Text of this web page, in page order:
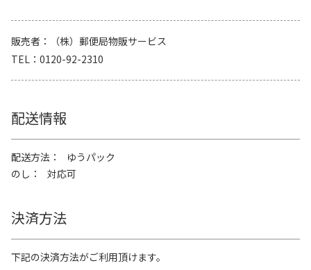
販売者
（株）郵便局物販サービス
TEL
0120-92-2310
配送情報
配送方法
ゆうパック
のし
対応可
決済方法
下記の決済方法がご利用頂けます。